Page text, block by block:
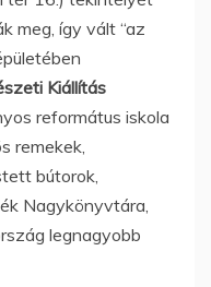
meg, így vált “az
Kiállítás
református iskola
remekek,
bútorok,
Nagykönyvtára,
legnagyobb